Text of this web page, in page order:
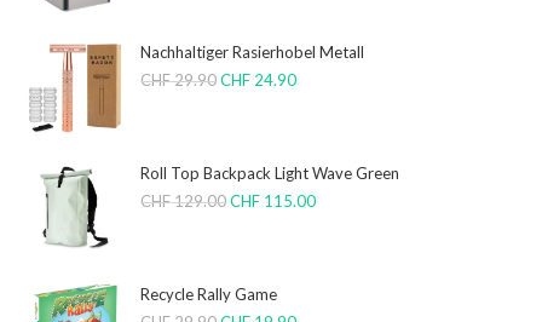
Nachhaltiger Rasierhobel Metall
CHF29.90 CHF 24.90
Roll Top Backpack Light Wave Green
CHF129.00 CHF 115.00
Recycle Rally Game